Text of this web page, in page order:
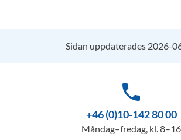
Sidan uppdaterades 2026-
phone
+46 (0)10-142 80 00
Måndag–fredag, kl. 8–16